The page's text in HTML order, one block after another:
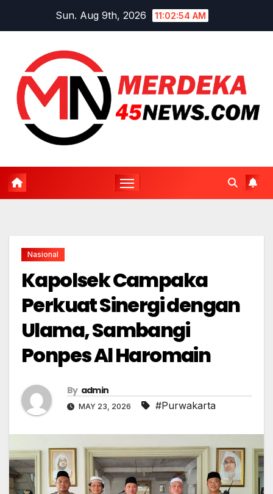
Sun. Aug 9th, 2026 11:02:55 AM
Nasional
Kapolsek Campaka
Perkuat Sinergi dengan
Ulama, Sambangi
Ponpes Al Haromain
By admin
MAY 23, 2026 #Purwakarta